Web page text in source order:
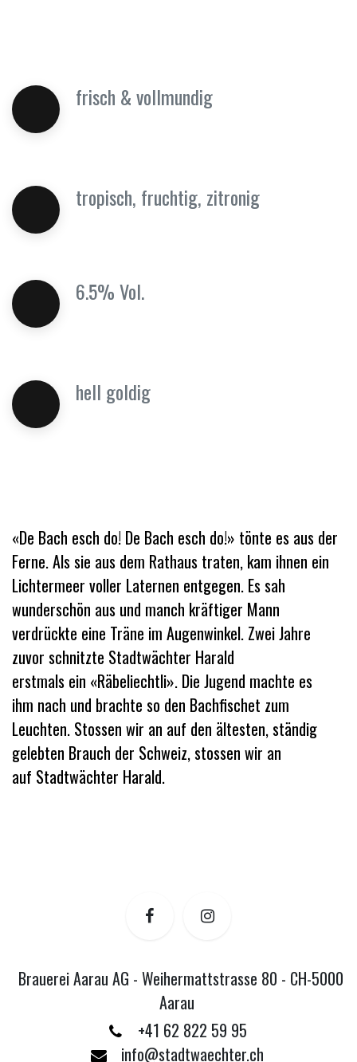
frisch & vollmundig
tropisch, fruchtig, zitronig
6.5% Vol.
hell goldig
«De Bach esch do! De Bach esch do!» tönte es aus der
Ferne. Als sie aus dem Rathaus traten, kam ihnen ein
Lichtermeer voller Laternen entgegen. Es sah
wunderschön aus und manch kräftiger Mann
verdrückte eine Träne im Augenwinkel. Zwei Jahre
zuvor schnitzte Stadtwächter Harald
erstmals ein «Räbeliechtli». Die Jugend machte es
ihm nach und brachte so den Bachfischet zum
Leuchten. Stossen wir an auf den ältesten, ständig
gelebten Brauch der Schweiz, stossen wir an
auf Stadtwächter Harald.
Brauerei Aarau AG - Weihermattstrasse 80 - CH-5000
Aarau
+41 62 822 59 95
info@stadtwaechter.ch